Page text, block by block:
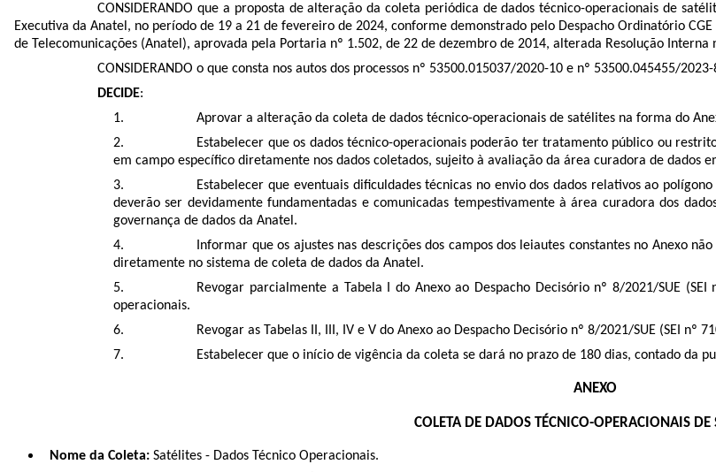
CONSIDERANDO que a proposta dealteração da coleta periódica de dados técnico-operacionais de
Executiva da Anatel, no período de 19 a 21 de fevereiro de 2024, conforme demonstrado pelo Despacho Ordinatório
de Telecomunicações (Anatel), aprovada pela Portaria nº 1.502, de 22 de dezembro de 2014, alterada Resolução Interna
CONSIDERANDO o que consta nos autos dos processos nº 53500.015037/2020-10 e nº 53500.045455/2023-
DECIDE:
Aprovar a alteração da coleta de dados técnico-operacionais de satélites na forma do
Estabelecer que os dados técnico-operacionais poderão ter tratamento público ou
em campo específico diretamente nos dados coletados, sujeito à avaliação da área curadora de dados
Estabelecer que eventuais dificuldades técnicas no envio dos dados relativos ao
deverão ser devidamente fundamentadas e comunicadas tempestivamente à área curadora dos
governança de dados da Anatel.
Informar que os ajustes nas descrições dos campos dos leiautes constantes no Anexo
diretamente no sistema de coleta de dados da Anatel.
Revogar parcialmente a Tabela I do Anexo ao Despacho Decisório nº 8/2021/SUE (SEI
operacionais.
Revogar as Tabelas II, III, IV e V do Anexo ao Despacho Decisório nº 8/2021/SUE (SEI nº
Estabelecer que o início de vigência da coleta se dará no prazo de 180 dias, contado da
ANEXO
COLETA DE DADOS TÉCNICO-OPERACIONAIS DE
Nome da Coleta: Satélites - Dados Técnico Operacionais.